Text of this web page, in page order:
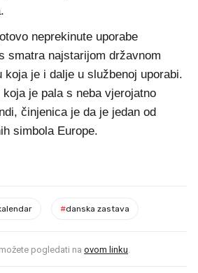
neprekinute uporabe
smatra najstarijom državnom
je i dalje u službenoj uporabi.
je pala s neba vjerojatno
činjenica je da je jedan od
simbola Europe.
#danska zastava
pogledati na ovom linku.